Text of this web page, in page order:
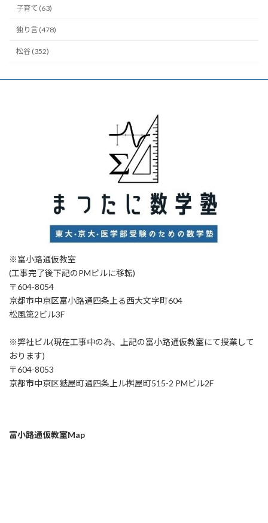
子育て (63)
独り言 (478)
松谷 (352)
※富小路通仮教室
(工事完了後下記のPMビルに移転)
〒604-8054
京都市中京区富小路通四条上る西大文字町604
松風第2ビル3F
※弊社ビル(現在工事中の為、上記の富小路通仮教室にて授業して
おります)
〒604-8053
京都市中京区麩屋町通四条上ル桝屋町515-2 PMビル2F
富小路通仮教室Map